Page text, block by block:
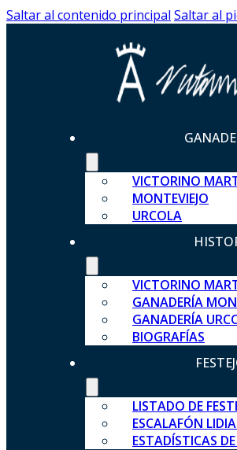
Saltar al contenido principal Saltar al
VICTORINO
MONTEVIEJO
URCOLA
VICTORINO
GANADERÍA
GANADERÍA
BIOGRAFÍAS
LISTADO DE
ESCALAFÓN
ESTADÍSTICAS